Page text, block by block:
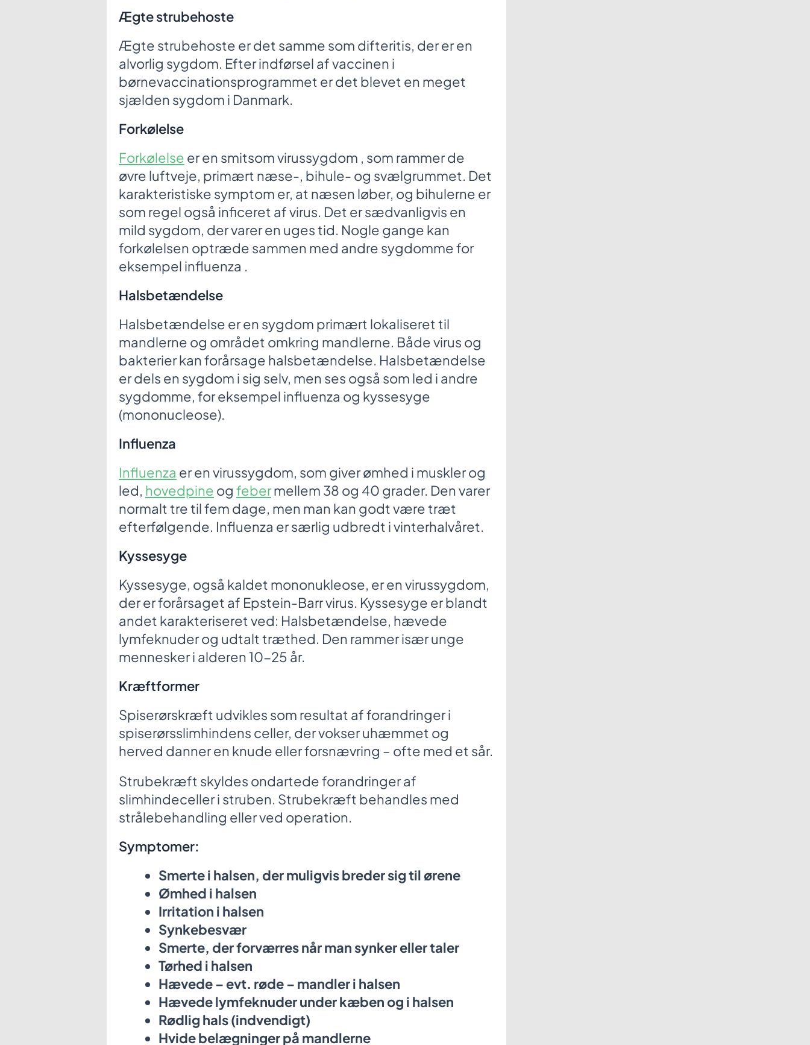
Ægte strubehoste
Ægte strubehoste er det samme som difteritis, der er en
alvorlig sygdom. Efter indførsel af vaccinen i
børnevaccinationsprogrammet er det blevet en meget
sjælden sygdom i Danmark.
Forkølelse
Forkølelse er en smitsom virussygdom , som rammer de
øvre luftveje, primært næse-, bihule- og svælgrummet. Det
karakteristiske symptom er, at næsen løber, og bihulerne er
som regel også inficeret af virus. Det er sædvanligvis en
mild sygdom, der varer en uges tid. Nogle gange kan
forkølelsen optræde sammen med andre sygdomme for
eksempel influenza .
Halsbetændelse
Halsbetændelse er en sygdom primært lokaliseret til
mandlerne og området omkring mandlerne. Både virus og
bakterier kan forårsage halsbetændelse. Halsbetændelse
er dels en sygdom i sig selv, men ses også som led i andre
sygdomme, for eksempel influenza og kyssesyge
(mononucleose).
Influenza
Influenza er en virussygdom, som giver ømhed i muskler og
led, hovedpine og febermellem 38 og 40 grader. Den varer
normalt tre til fem dage, men man kan godt være træt
efterfølgende. Influenza er særlig udbredt i vinterhalvåret.
Kyssesyge
Kyssesyge, også kaldet mononukleose, er en virussygdom,
der er forårsaget af Epstein-Barr virus. Kyssesyge er blandt
andet karakteriseret ved: Halsbetændelse, hævede
lymfeknuder og udtalt træthed. Den rammer især unge
mennesker i alderen 10-25 år.
Kræftformer
Spiserørskræft udvikles som resultat af forandringer i
spiserørsslimhindens celler, der vokser uhæmmet og
herved danner en knude eller forsnævring – ofte med et sår.
Strubekræft skyldes ondartede forandringer af
slimhindeceller i struben. Strubekræft behandles med
strålebehandling eller ved operation.
Symptomer:
Smerte i halsen, der muligvis breder sig til ørene
Ømhed i halsen
Irritation i halsen
Synkebesvær
Smerte, der forværres når man synker eller taler
Tørhed i halsen
Hævede – evt. røde – mandler i halsen
Hævede lymfeknuder under kæben og i halsen
Rødlig hals (indvendigt)
Hvide belægninger på mandlerne